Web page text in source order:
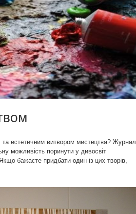
естетичним витвором мистецтва? Журнал
можливість поринути у дивосвіт
бажаєте придбати один із цих творів,